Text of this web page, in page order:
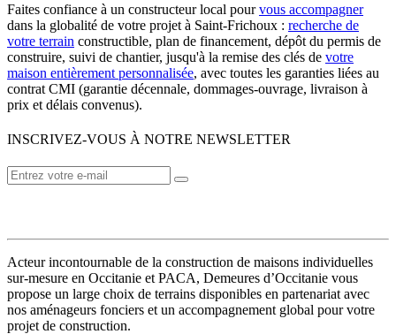
Faites confiance à un constructeur local pourvous accompagner
dans la globalité de votre projet à Saint-Frichoux : recherche de
votre terrain constructible, plan de financement, dépôt du permis de
construire, suivi de chantier, jusqu'à la remise des clés de votre
maison entièrement personnalisée, avec toutes les garanties liées au
contrat CMI (garantie décennale, dommages-ouvrage, livraison à
prix et délais convenus).
INSCRIVEZ-VOUS À NOTRE NEWSLETTER
Acteur incontournable de la construction de maisons individuelles
sur-mesure en Occitanie et PACA, Demeures d’Occitanie vous
propose un large choix de terrains disponibles en partenariat avec
nos aménageurs fonciers et un accompagnement global pour votre
projet de construction.